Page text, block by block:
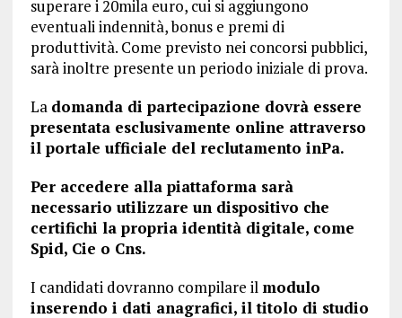
superare i 20mila euro, cui si aggiungono
eventuali indennità, bonus e premi di
produttività. Come previsto nei concorsi pubblici,
sarà inoltre presente un periodo iniziale di prova.
La domanda di partecipazione dovrà essere
presentata esclusivamente online attraverso
il portale ufficiale del reclutamento inPa.
Per accedere alla piattaforma sarà
necessario utilizzare un dispositivo che
certifichi la propria identità digitale, come
Spid, Cie o Cns.
I candidati dovranno compilare il modulo
inserendo i dati anagrafici, il titolo di studio